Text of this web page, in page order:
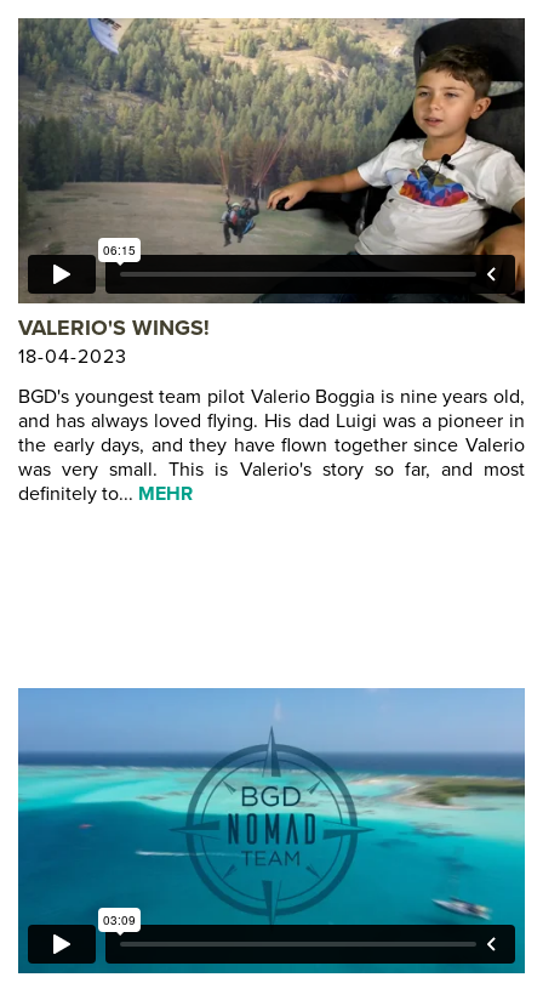
VALERIO'S WINGS!
18-04-2023
BGD's youngest team pilot Valerio Boggia is nine years old,
and has always loved flying. His dad Luigi was a pioneer in
the early days, and they have flown together since Valerio
was very small. This is Valerio's story so far, and most
definitely to... MEHR